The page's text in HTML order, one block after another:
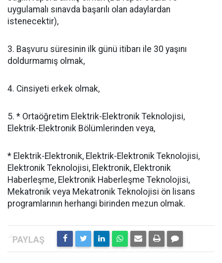
uygulamalı sınavda başarılı olan adaylardan
istenecektir),
3. Başvuru süresinin ilk günü itibarı ile 30 yaşını
doldurmamış olmak,
4. Cinsiyeti erkek olmak,
5. * Ortaöğretim Elektrik-Elektronik Teknolojisi,
Elektrik-Elektronik Bölümlerinden veya,
* Elektrik-Elektronik, Elektrik-Elektronik Teknolojisi,
Elektronik Teknolojisi, Elektronik, Elektronik
Haberleşme, Elektronik Haberleşme Teknolojisi,
Mekatronik veya Mekatronik Teknolojisi ön lisans
programlarının herhangi birinden mezun olmak.